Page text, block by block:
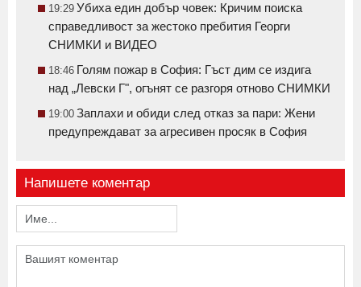
19:29 Убиха един добър човек: Кричим поиска
справедливост за жестоко пребития Георги
СНИМКИ и ВИДЕО
18:46 Голям пожар в София: Гъст дим се издига
над „Левски Г", огънят се разгоря отново СНИМКИ
19:00 Заплахи и обиди след отказ за пари: Жени
предупреждават за агресивен просяк в София
Напишете коментар